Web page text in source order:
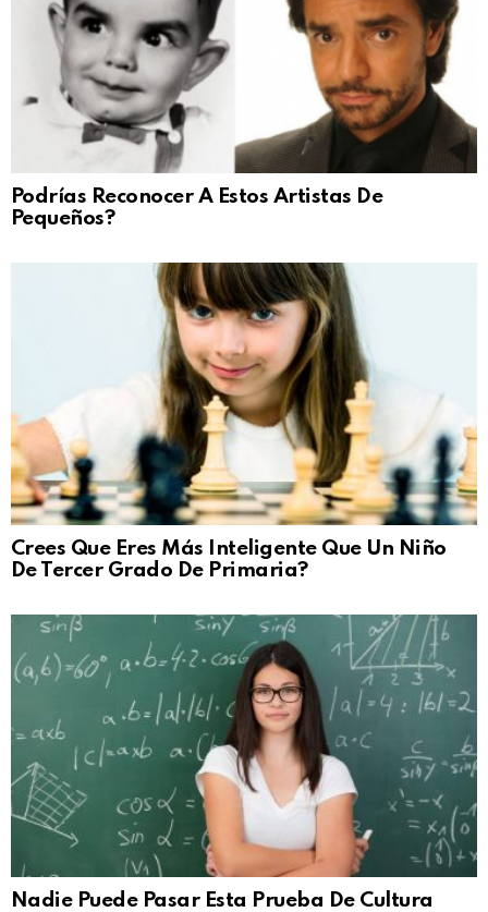
Podrías Reconocer A Estos Artistas De
Pequeños?
Crees Que Eres Más Inteligente Que Un Niño
De Tercer Grado De Primaria?
Nadie Puede Pasar Esta Prueba De Cultura